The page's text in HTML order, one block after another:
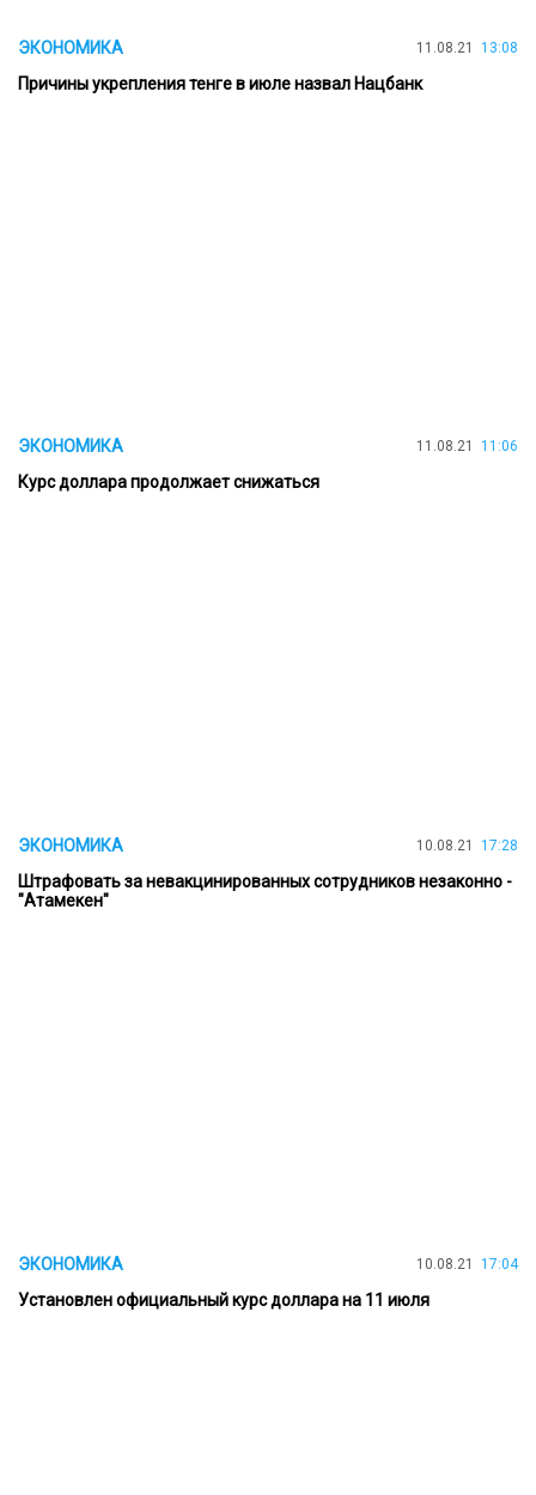
ЭКОНОМИКА 11.08.21 13:08
Причины укрепления тенге в июле назвал Нацбанк
ЭКОНОМИКА 11.08.21 11:06
Курс доллара продолжает снижаться
ЭКОНОМИКА 10.08.21 17:28
Штрафовать за невакцинированных сотрудников незаконно -
"Атамекен"
ЭКОНОМИКА 10.08.21 17:04
Установлен официальный курс доллара на 11 июля